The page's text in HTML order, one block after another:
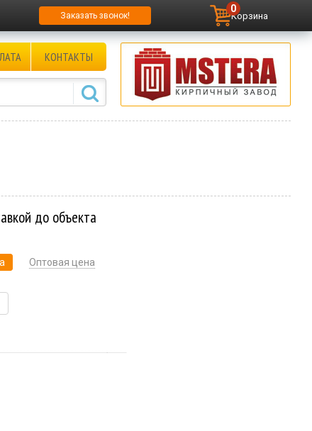
Заказать звонок! Корзина
0
КОНТАКТЫ
до объекта
Оптовая цена